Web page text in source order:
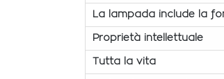
La lampada include la
Proprietà intellettuale
Tutta la vita